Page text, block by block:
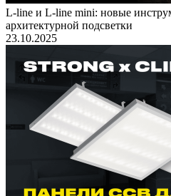
L-line и L-line mini: новые
архитектурной подсветки
23.10.2025